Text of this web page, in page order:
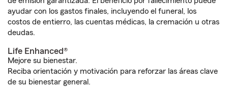
ayudar con los gastos finales, incluyendo el funeral, los
costos de entierro, las cuentas médicas, la cremación u otras
deudas.
Life Enhanced®
Mejore su bienestar.
Reciba orientación y motivación para reforzar las áreas clave
de su bienestar general.